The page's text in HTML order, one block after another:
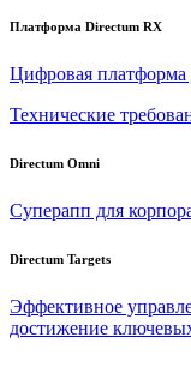
Платформа Directum RX
Цифровая платформа
Технические
Directum Omni
Суперапп для
Directum Targets
Эффективное
достижение